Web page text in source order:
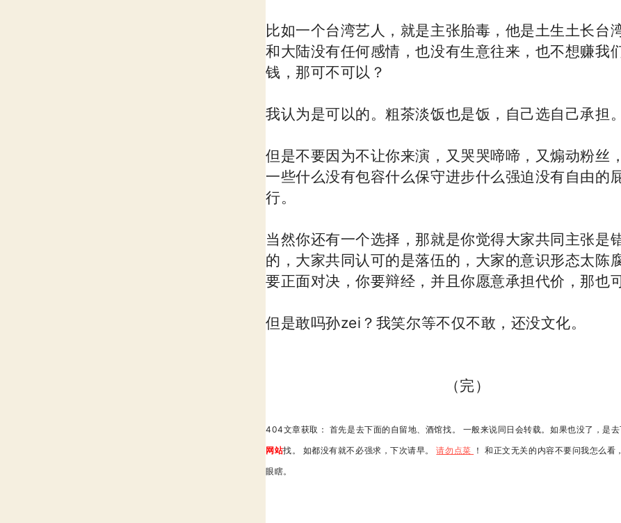
比如一个台湾艺人，就是主张胎毒，他是土生土长台
和大陆没有任何感情，也没有生意往来，也不想赚我
钱，那可不可以？
我认为是可以的。粗茶淡饭也是饭，自己选自己承担。
但是不要因为不让你来演，又哭哭啼啼，又煽动粉丝
一些什么没有包容什么保守进步什么强迫没有自由的
行。
当然你还有一个选择，那就是你觉得大家共同主张是
的，大家共同认可的是落伍的，大家的意识形态太陈
要正面对决，你要辩经，并且你愿意承担代价，那也可
但是敢吗孙zei？我笑尔等不仅不敢，还没文化。
（完）
404文章获取： 首先是去下面的自留地、酒馆找。 一般来说同日会转载。如果也没了，是
网站找。 如都没有就不必强求，下次请早。请勿点菜 ！ 和正文无关的内容不要问我怎么看
眼瞎。